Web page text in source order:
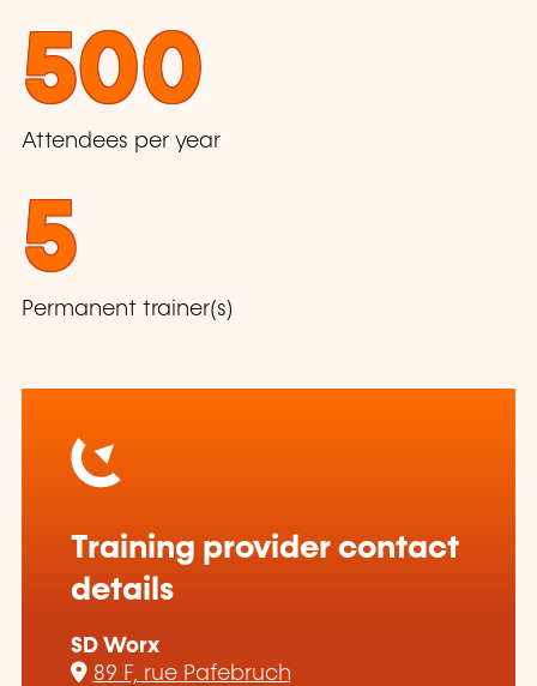
500
Attendees per year
5
Permanent trainer(s)
Training provider contact
details
SD Worx
89 F, rue Pafebruch